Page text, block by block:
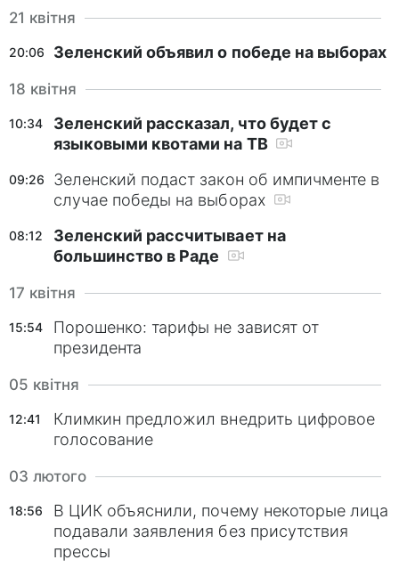
регіональних виборах 2015 зайняв Блок
Петра Порошенка "Солідарність" з
результатом 19,52% голосів. Найбільшу
підтримку БПП отримав у Вінницькій області.
На другому місці ВО "Батьківщина" з 12,23%,
третє місце - Опозиційний блок (10,54%).
Партія "УКРОП" набрала 7,43% голосів, ВО
"Свобода" - 6,88%.
21 квітня
20:06 Зеленский объявил о победе на выборах
18 квітня
10:34
Зеленский рассказал, что будет с
языковыми квотами на ТВ
09:26
Зеленский подаст закон об импичменте в
случае победы на выборах
08:12
Зеленский рассчитывает на
большинство в Раде
17 квітня
15:54
Порошенко: тарифы не зависят от
президента
05 квітня
12:41
Климкин предложил внедрить цифровое
голосование
03 лютого
18:56
В ЦИК объяснили, почему некоторые лица
подавали заявления без присутствия
прессы